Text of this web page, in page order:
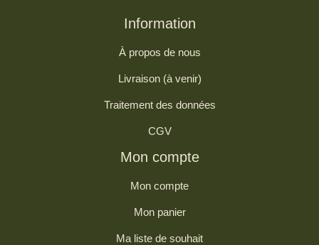
Information
À propos de nous
Livraison (à venir)
Traitement des données
CGV
Mon compte
Mon compte
Mon panier
Ma liste de souhait